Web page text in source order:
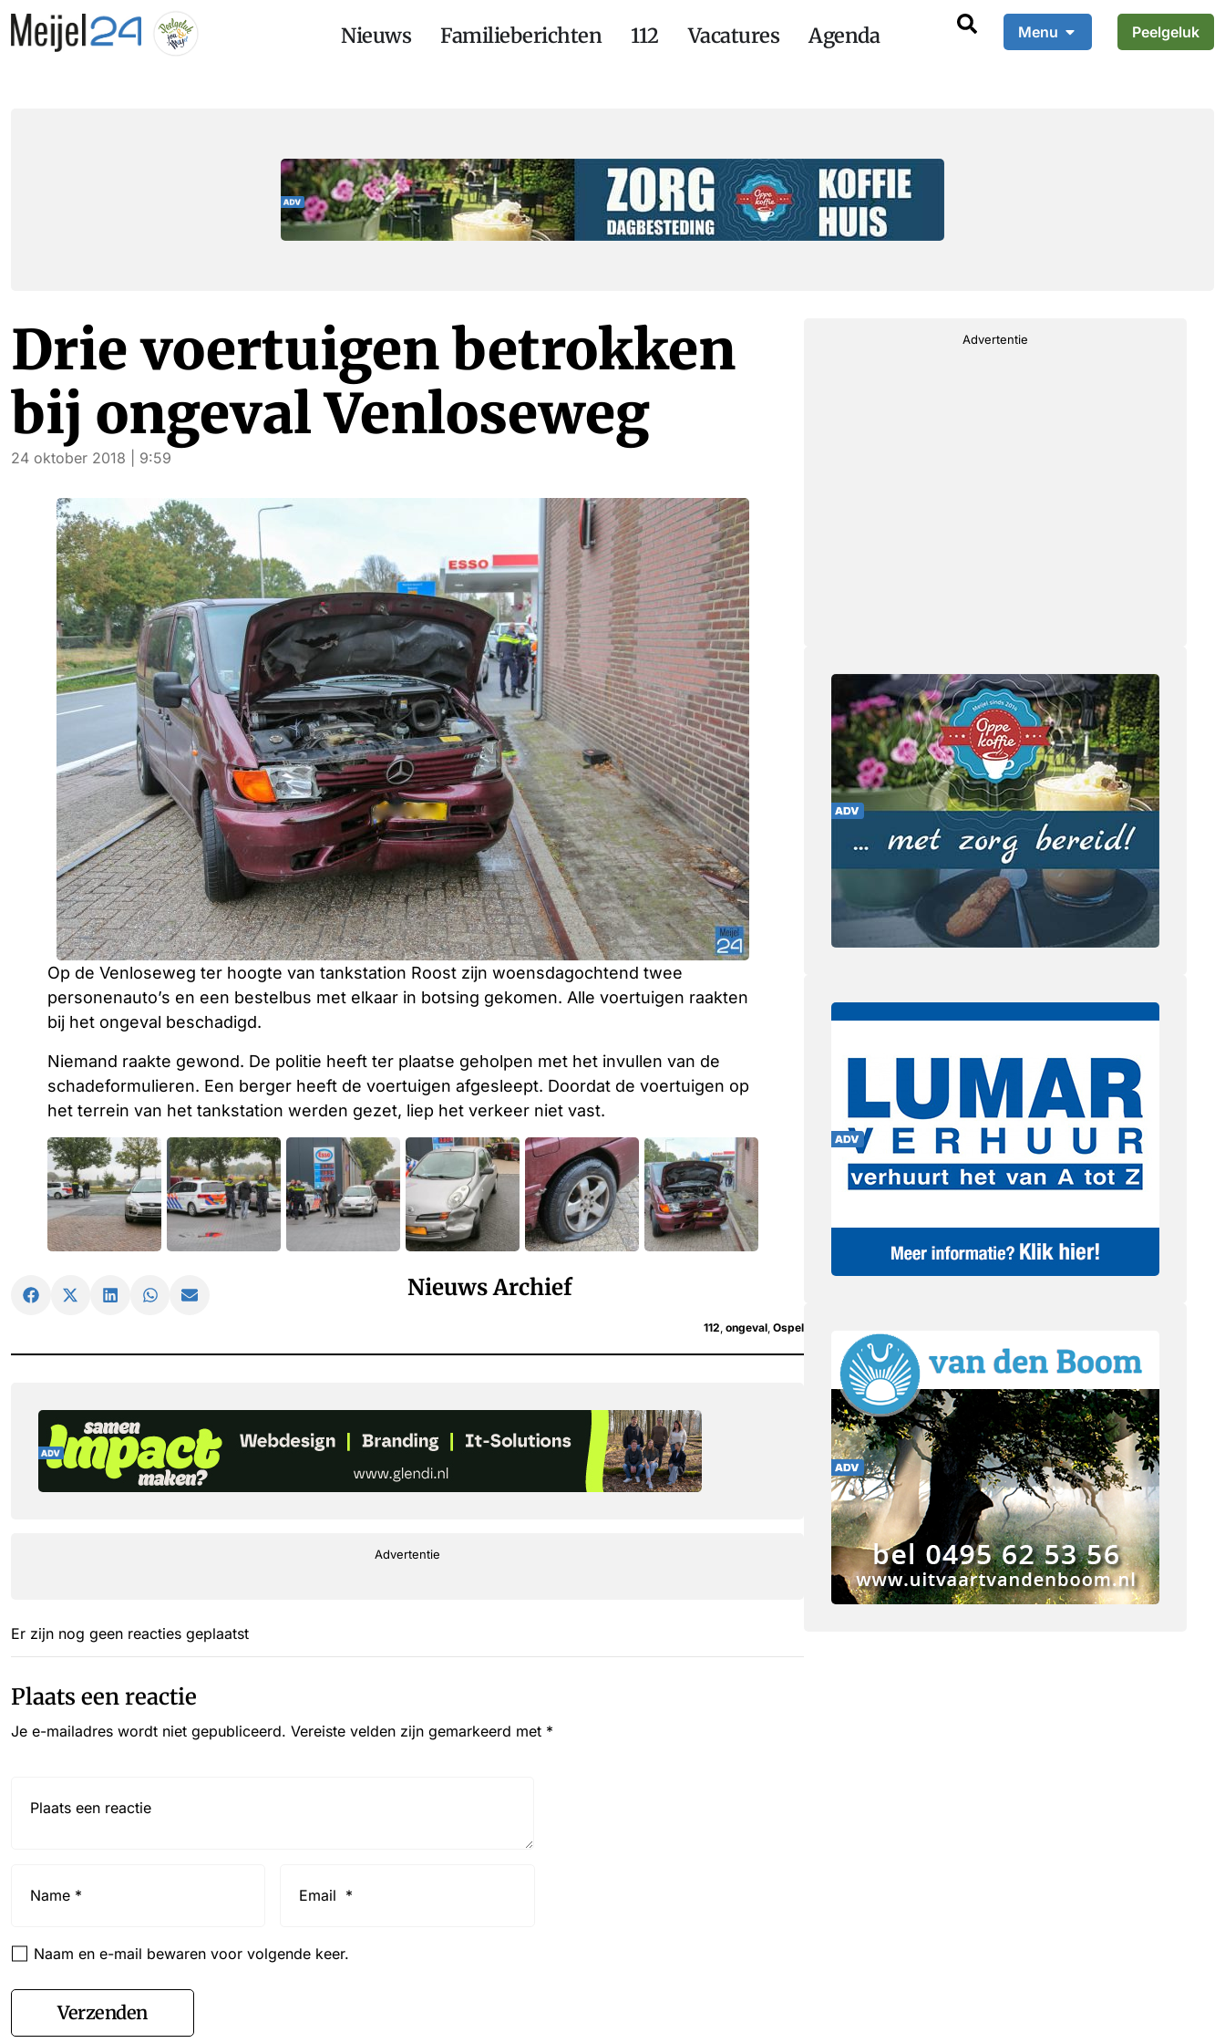
Nieuws Familieberichten 112 Vacatures Agenda Menu Peelgeluk
Drie voertuigen betrokken
bij ongeval Venloseweg
24 oktober 2018 | 9:59
Op de Venloseweg ter hoogte van tankstation Roost zijn woensdagochtend twee
personenauto’s en een bestelbus met elkaar in botsing gekomen. Alle voertuigen raakten
bij het ongeval beschadigd.
Niemand raakte gewond. De politie heeft ter plaatse geholpen met het invullen van de
schadeformulieren. Een berger heeft de voertuigen afgesleept. Doordat de voertuigen op
het terrein van het tankstation werden gezet, liep het verkeer niet vast.
Nieuws Archief
112 ongeval Ospel
Advertentie
Er zijn nog geen reacties geplaatst
Plaats een reactie
Je e-mailadres wordt niet gepubliceerd. Vereiste velden zijn gemarkeerd met *
Naam en e-mail bewaren voor volgende keer.
Verzenden
Advertentie